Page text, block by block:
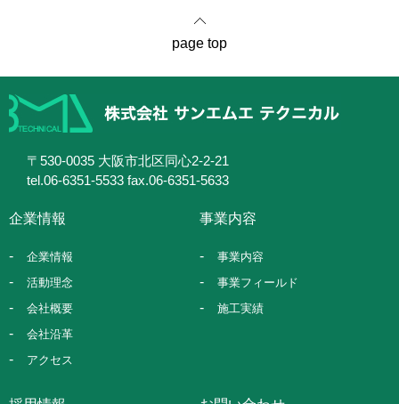
page top
〒530-0035 大阪市北区同心2-2-21
tel.06-6351-5533 fax.06-6351-5633
企業情報
企業情報
活動理念
会社概要
会社沿革
アクセス
事業内容
事業内容
事業フィールド
施工実績